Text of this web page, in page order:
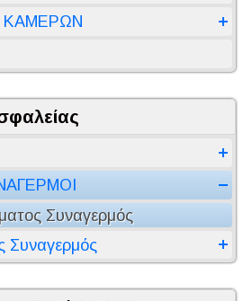
ΚΑΜΕΡΩΝ
Συναγερμός
Συναγερμός